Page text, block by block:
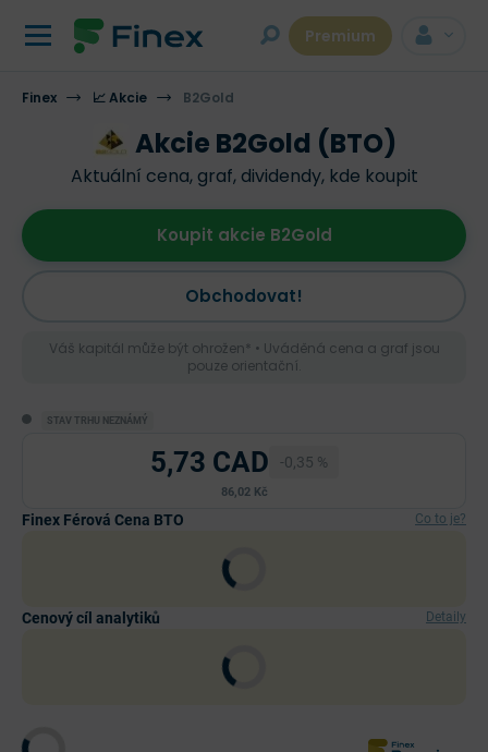
Premium
Finex 📈 Akcie B2Gold
Akcie B2Gold (BTO)
Aktuální cena, graf, dividendy, kde koupit
Obchodovat!
Koupit akcie B2Gold
Váš kapitál může být ohrožen* • Uváděná cena a graf jsou
pouze orientační.
STAV TRHU NEZNÁMÝ
5,73 CAD -0,35 %
86,02 Kč
Finex Férová Cena BTO Co to je?
Cenový cíl analytiků Detaily